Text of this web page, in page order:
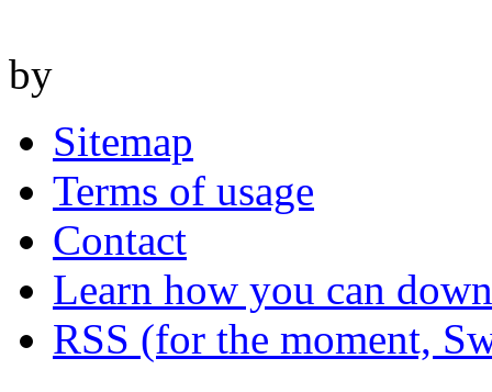
by
Sitemap
Terms of usage
Contact
Learn how you can
RSS (for the moment,